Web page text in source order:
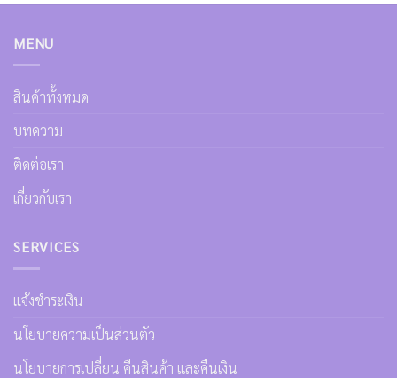
MENU
สินค้าทั้งหมด
บทความ
ติดต่อเรา
เกี่ยวกับเรา
SERVICES
แจ้งชำระเงิน
นโยบายความเป็นส่วนตัว
นโยบายการเปลี่ยน คืนสินค้า และคืนเงิน